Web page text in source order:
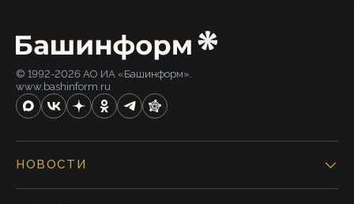
© 1992-2026 АО ИА «Башинформ».
www.bashinform.ru
НОВОСТИ